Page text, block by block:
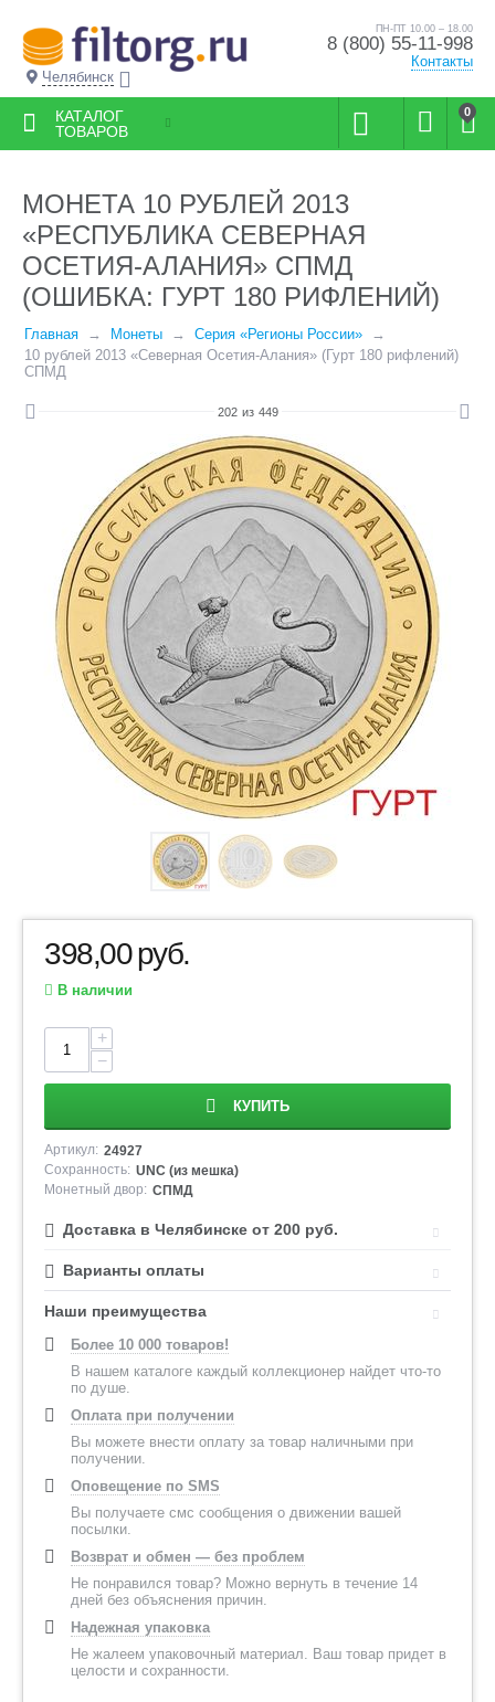
Челябинск
ПН-ПТ 10.00 – 18.00
8 (800) 55-11-998
Контакты
0
КАТАЛОГ
ТОВАРОВ
МОНЕТА 10 РУБЛЕЙ 2013
«РЕСПУБЛИКА СЕВЕРНАЯ
ОСЕТИЯ-АЛАНИЯ» СПМД
(ОШИБКА: ГУРТ 180 РИФЛЕНИЙ)
Главная Монеты
Серия «Регионы России»
10 рублей 2013 «Северная Осетия-Алания» (Гурт 180 рифлений)
СПМД
202 из 449
398,00руб.
В наличии
+
−
КУПИТЬ
Артикул: 24927
Сохранность: UNC (из мешка)
Монетный двор: СПМД
Доставка в Челябинске от 200 руб.
Варианты оплаты
Наши преимущества
Более 10 000 товаров!
В нашем каталоге каждый коллекционер найдет что-то
по душе.
Оплата при получении
Вы можете внести оплату за товар наличными при
получении.
Оповещение по SMS
Вы получаете смс сообщения о движении вашей
посылки.
Возврат и обмен — без проблем
Не понравился товар? Можно вернуть в течение 14
дней без объяснения причин.
Надежная упаковка
Не жалеем упаковочный материал. Ваш товар придет в
целости и сохранности.